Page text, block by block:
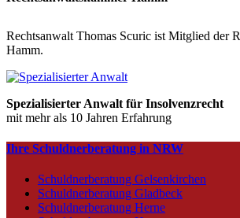
Rechtsanwalt Thomas Scuric ist Mitglied der
Hamm.
Spezialisierter Anwalt für Insolvenzrecht
mit mehr als 10 Jahren Erfahrung
Ihre Schuldnerberatung in NRW
Schuldnerberatung Gelsenkirchen
Schuldnerberatung Gladbeck
Schuldnerberatung Herne